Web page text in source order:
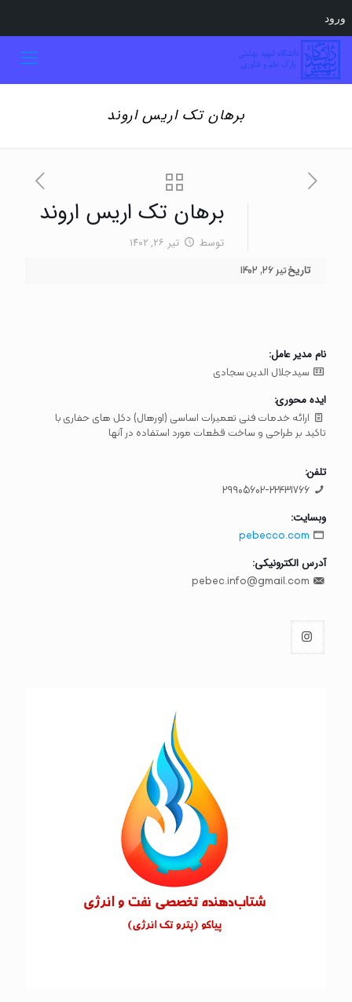
برهان تک اریس اروند
برهان تک اریس اروند
توسط
تیر ۲۶, ۱۴۰۲
تاریختیر ۲۶, ۱۴۰۲
نام مدیر عامل:
سیدجلال الدین سجادی
ایده محوری:
ارائه خدمات فنی تعمیرات اساسی (اورهال) دکل های حفاری با
تاکید بر طراحی و ساخت قطعات مورد استفاده در آنها
تلفن:
29905602-22431766
وبسایت:
pebecco.com
آدرس الکترونیکی:
ورود